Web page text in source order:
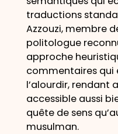
traductions
Azzouzi, membre
politologue
approche
commentaires qui
l’alourdir, rendant
accessible aussi
quête de sens
musulman.